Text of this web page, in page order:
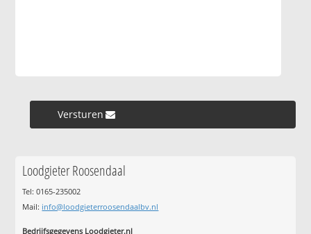
Versturen »
Loodgieter Roosendaal
Tel: 0165-235002
Mail: info@loodgieterroosendaalbv.nl
Bedrijfsgegevens Loodgieter.nl